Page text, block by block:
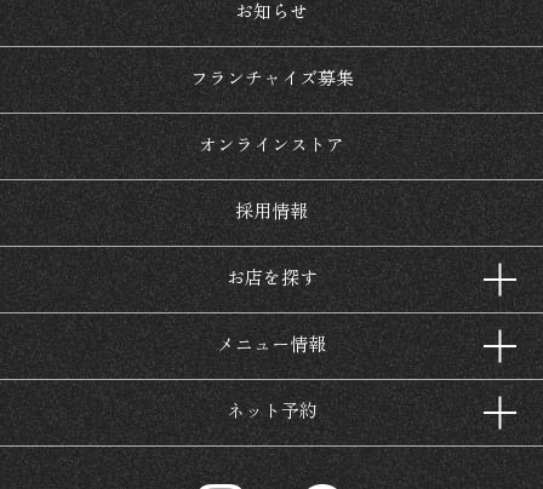
お知らせ
フランチャイズ募集
オンラインストア
採用情報
お店を探す
メニュー情報
ネット予約